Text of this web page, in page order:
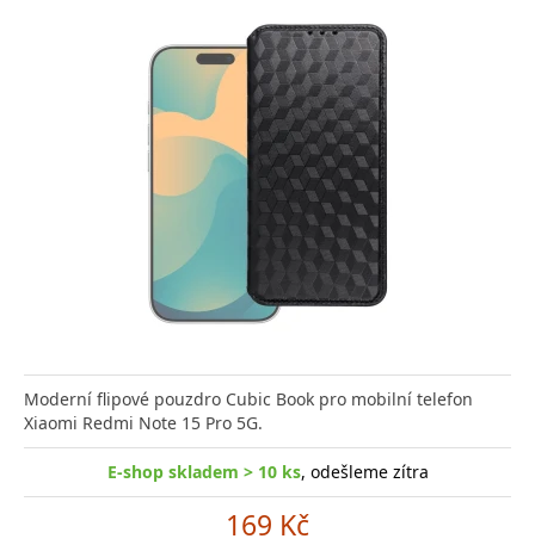
Moderní flipové pouzdro Cubic Book pro mobilní telefon
Xiaomi Redmi Note 15 Pro 5G.
E-shop skladem > 10 ks, odešleme zítra
169 Kč